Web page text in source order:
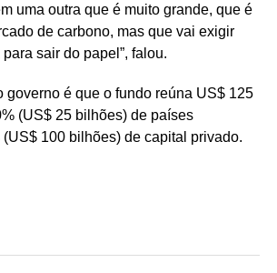
uma outra que é muito grande, que é
de carbono, mas que vai exigir
sair do papel”, falou.
governo é que o fundo reúna US$ 125
(US$ 25 bilhões) de países
100 bilhões) de capital privado.